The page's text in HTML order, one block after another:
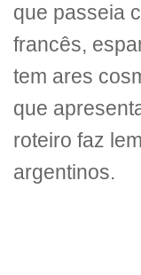
que passeia
francês,
tem ares
que
roteiro faz
argentinos.